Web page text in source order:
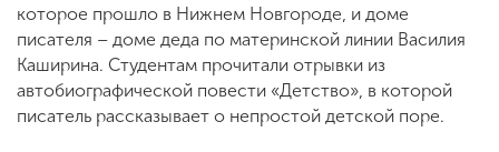
которое прошло в Нижнем Новгороде, и доме
писателя – доме деда по материнской линии Василия
Каширина. Студентам прочитали отрывки из
автобиографической повести «Детство», в которой
писатель рассказывает о непростой детской поре.